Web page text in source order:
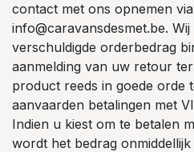
contact met ons opnemen via
info@caravansdesmet.be.
verschuldigde orderbedrag
aanmelding van uw retour
product reeds in goede orde
aanvaarden betalingen met
Indien u kiest om te betalen
wordt het bedrag